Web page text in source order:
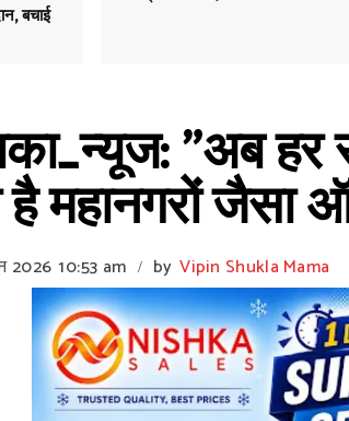
बचाई
"अब हर
जैसा
2026 10:53 am / by Vipin Shukla Mama